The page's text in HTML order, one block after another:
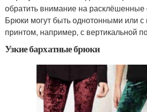
обратить внимание на расклёшенные
Брюки могут быть однотонными или с
принтом, например, с вертикальной
Узкие бархатные брюки